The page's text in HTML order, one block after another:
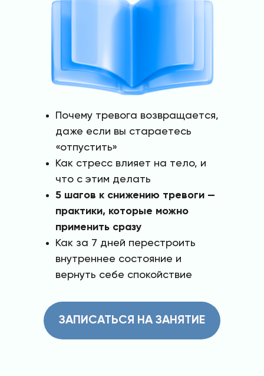
Почему тревога возвращается,
даже если вы стараетесь
«отпустить»
Как стресс влияет на тело, и
что с этим делать
5 шагов к снижению тревоги —
практики, которые можно
применить сразу
Как за 7 дней перестроить
внутреннее состояние и
вернуть себе спокойствие
ЗАПИСАТЬСЯ НА ЗАНЯТИЕ